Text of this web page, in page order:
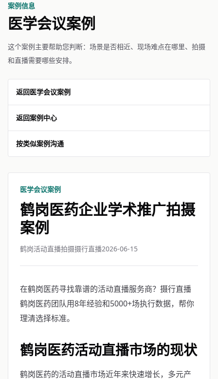
案例信息
医学会议案例
这个案例主要帮助您判断：场景是否相近、现场难点在哪里、拍摄
和直播需要哪些安排。
返回医学会议案例
返回案例中心
按类似案例沟通
医学会议案例
鹤岗医药企业学术推广拍摄
案例
鹤岗活动直播拍摄摄行直播2026-06-15
在鹤岗医药寻找靠谱的活动直播服务商？摄行直播
鹤岗医药团队用8年经验和5000+场执行数据，帮你
理清选择标准。
鹤岗医药活动直播市场的现状
鹤岗医药的活动直播市场近年来快速增长，多元产